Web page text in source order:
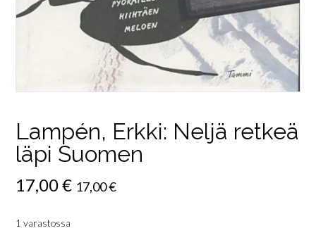
Lampén, Erkki: Neljä retkeä
läpi Suomen
17,00€ 17,00€
1 varastossa